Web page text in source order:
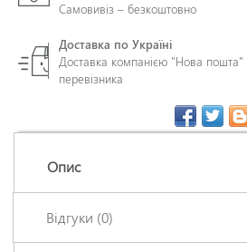
Самовивіз – безкоштовно
Доставка по Україні
Доставка компанією "Нова
перевізника
Опис
Відгуки (0)